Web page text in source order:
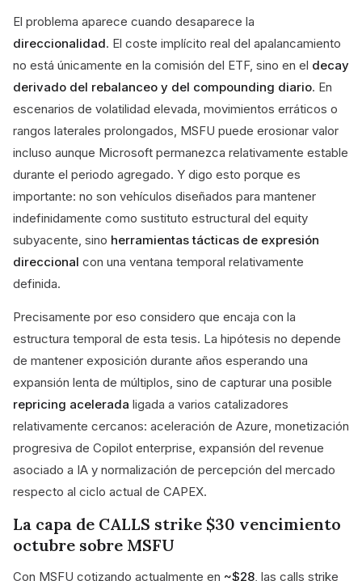
El problema aparece cuando desaparece la
direccionalidad. El coste implícito real del apalancamiento
no está únicamente en la comisión del ETF, sino en el decay
derivado del rebalanceo y del compounding diario. En
escenarios de volatilidad elevada, movimientos erráticos o
rangos laterales prolongados, MSFU puede erosionar valor
incluso aunque Microsoft permanezca relativamente estable
durante el periodo agregado. Y digo esto porque es
importante: no son vehículos diseñados para mantener
indefinidamente como sustituto estructural del equity
subyacente, sino herramientas tácticas de expresión
direccional con una ventana temporal relativamente
definida.
Precisamente por eso considero que encaja con la
estructura temporal de esta tesis. La hipótesis no depende
de mantener exposición durante años esperando una
expansión lenta de múltiplos, sino de capturar una posible
repricing acelerada ligada a varios catalizadores
relativamente cercanos: aceleración de Azure, monetización
progresiva de Copilot enterprise, expansión del revenue
asociado a IA y normalización de percepción del mercado
respecto al ciclo actual de CAPEX.
La capa de CALLS strike $30 vencimiento
octubre sobre MSFU
Con MSFU cotizando actualmente en ~$28, las calls strike